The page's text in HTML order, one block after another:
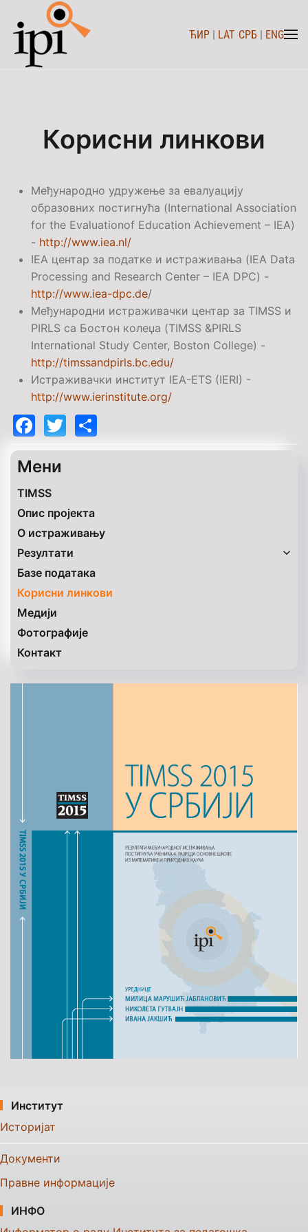
Skip to main content ЋИР | LAT СРБ | ENG
Корисни линкови
Међународно удружење за евалуацију
образовних постигнућа (International Association
for the Evaluationof Education Achievement – IEA)
- http://www.iea.nl/
IEA центар за податке и истраживања (IEA Data
Processing and Research Center – IEA DPC) -
http://www.iea-dpc.de/
Међународни истраживачки центар за TIMSS и
PIRLS са Бостон колеџа (TIMSS &PIRLS
International Study Center, Boston College) -
http://timssandpirls.bc.edu/
Истраживачки институт IEA-ETS (IERI) -
http://www.ierinstitute.org/
Facebook
Twitter
Mени
TIMSS
Опис пројекта
O истраживању
Резултати
Базе података
Корисни линкови
Медији
Фотографије
Контакт
Институт
Историјат
Документи
Правне информације
ИНФО